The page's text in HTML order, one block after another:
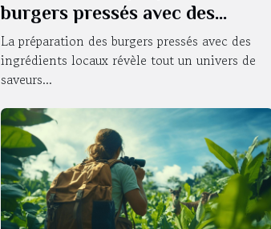
burgers pressés avec des
ingrédients locaux
La préparation des burgers pressés avec des
ingrédients locaux révèle tout un univers de
saveurs...